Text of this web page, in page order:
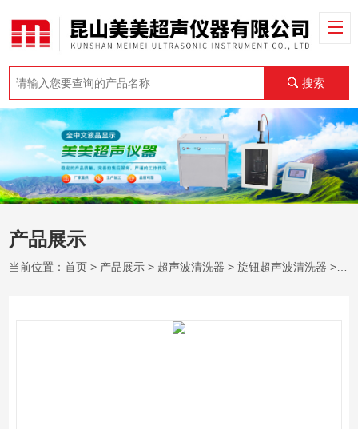
搜索
产品展示
当前位置：首页 > 产品展示 > 超声波清洗器 >旋钮超声波清洗器 > KM-250E旋钮超声波清洗器